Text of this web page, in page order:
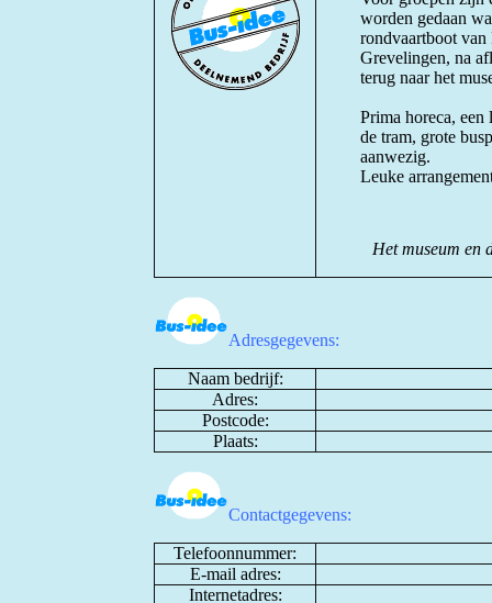
worden gedaan
rondvaartboot van
Grevelingen, na
terug naar het
Prima horeca,
de tram, grote
aanwezig.
Leuke
Het museum en
Adresgegevens:
Naam bedrijf:
Adres:
Postcode:
Plaats:
Contactgegevens:
Telefoonnummer:
E-mail adres:
Internetadres: